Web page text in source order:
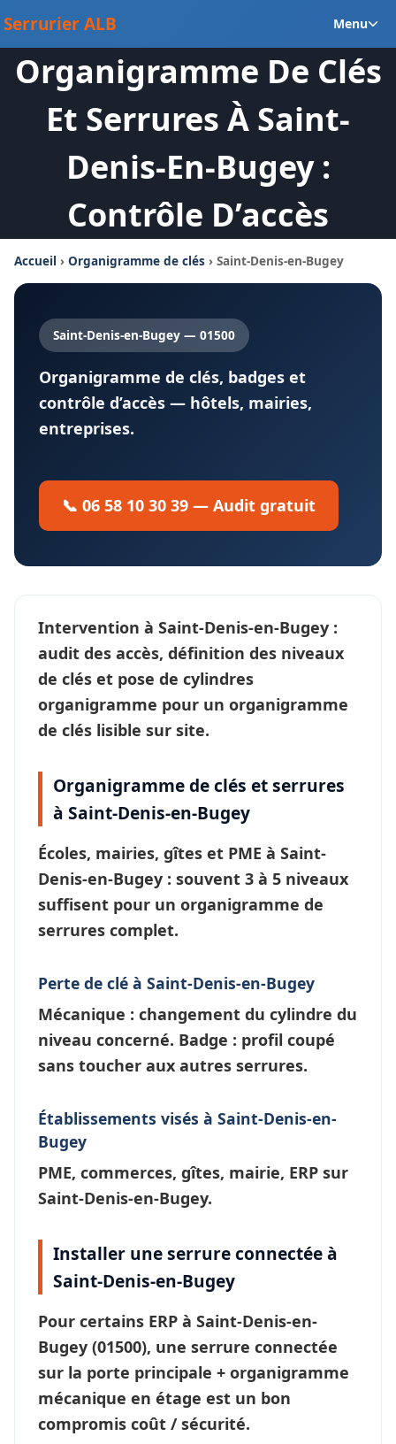
au
contenu
Serrurier ALB Menu
Organigramme De Clés
Et Serrures À Saint-
Denis-En-Bugey :
Contrôle D’accès
Accueil › Organigramme de clés › Saint-Denis-en-Bugey
Saint-Denis-en-Bugey — 01500
Organigramme de clés, badges et
contrôle d’accès — hôtels, mairies,
entreprises.
📞 06 58 10 30 39 — Audit gratuit
Intervention à Saint-Denis-en-Bugey :
audit des accès, définition des niveaux
de clés et pose de cylindres
organigramme pour un organigramme
de clés lisible sur site.
Organigramme de clés et serrures
à Saint-Denis-en-Bugey
Écoles, mairies, gîtes et PME à Saint-
Denis-en-Bugey : souvent 3 à 5 niveaux
suffisent pour un organigramme de
serrures complet.
Perte de clé à Saint-Denis-en-Bugey
Mécanique : changement du cylindre du
niveau concerné. Badge : profil coupé
sans toucher aux autres serrures.
Établissements visés à Saint-Denis-en-
Bugey
PME, commerces, gîtes, mairie, ERP sur
Saint-Denis-en-Bugey.
Installer une serrure connectée à
Saint-Denis-en-Bugey
Pour certains ERP à Saint-Denis-en-
Bugey (01500), une serrure connectée
sur la porte principale + organigramme
mécanique en étage est un bon
compromis coût / sécurité.